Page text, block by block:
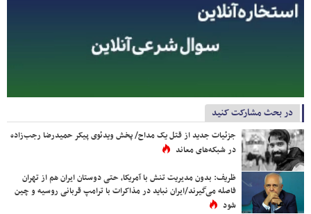
در بحث مشارکت کنید
جزئیات جدید از قتل یک مداح/ پخش ویدئوی پیکر حمیدرضا رجب‌زاده
در شبکه‌های معاند
ظریف: بدون مدیریت تنش با آمریکا، حتی دوستان ایران هم از تهران
فاصله می‌گیرند/ایران نباید در مذاکرات با ترامپ قربانی روسیه و چین
شود